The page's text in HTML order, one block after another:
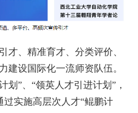
才、精准育才、分类评价、
建设国际化一流师资队伍。
划”、“领英人才引进计划”，
实施高层次人才“鲲鹏计